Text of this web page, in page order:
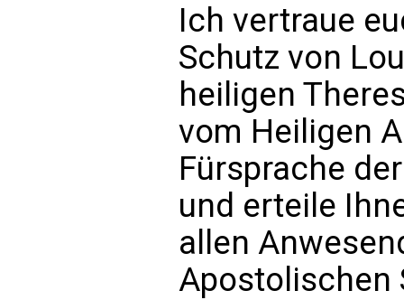
Ich vertraue
Schutz von
heiligen
vom Heiligen
Fürsprache
und erteile
allen
Apostolischen